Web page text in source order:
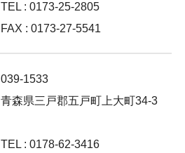
TEL : 0173-25-2805
FAX : 0173-27-5541
039-1533
青森県三戸郡五戸町上大町34-3
TEL : 0178-62-3416